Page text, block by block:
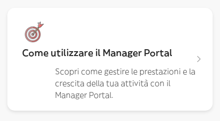
Come utilizzare il Manager Portal
Scopri come gestire le prestazioni e la
crescita della tua attività con il
Manager Portal.